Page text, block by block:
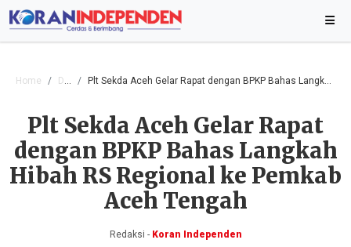
Home Daerah Plt Sekda Aceh Gelar Rapat dengan BPKP Bahas Langkah Hibah RS Regional ke Pemkab Aceh Tengah
Plt Sekda Aceh Gelar Rapat
dengan BPKP Bahas Langkah
Hibah RS Regional ke Pemkab
Aceh Tengah
Redaksi -Koran Independen